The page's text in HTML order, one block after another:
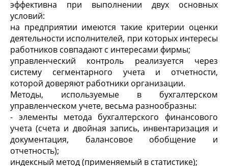
эффективна при выполнении двух основных
условий:
на предприятии имеются такие критерии оценки
деятельности исполнителей, при которых интересы
работников совпадают с интересами фирмы;
управленческий контроль реализуется через
систему сегментарного учета и отчетности,
которой доверяют работники организации.
Методы, используемые в бухгалтерском
управленческом учете, весьма разнообразны:
- элементы метода бухгалтерского финансового
учета (счета и двойная запись, инвентаризация и
документация, балансовое обобщение и
отчетность);
индексный метод (применяемый в статистике);